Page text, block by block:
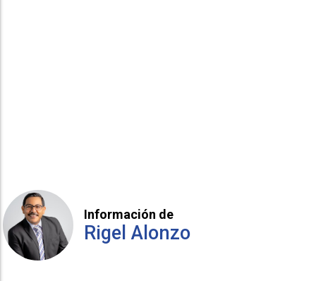
Información de
Rigel Alonzo